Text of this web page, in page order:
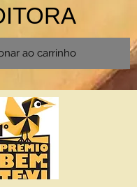
ao carrinho